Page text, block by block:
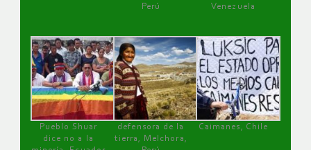
Perú
Venezuela
Pueblo Shuar
dice no a la
defensora de la
tierra, Melchora,
Caimanes, Chile